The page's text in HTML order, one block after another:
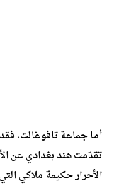
الأحرار حكيمة ملاكي التي